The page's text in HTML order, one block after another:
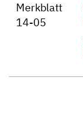
Merkblatt
14-05